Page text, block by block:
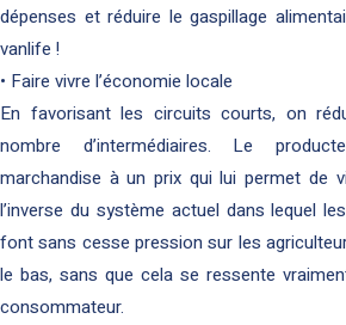
dépenses et réduire le gaspillage
vanlife !
• Faire vivre l’économie locale
En favorisant les circuits courts, on
nombre d’intermédiaires. Le
marchandise à un prix qui lui permet de
l’inverse du système actuel dans lequel
font sans cesse pression sur les
le bas, sans que cela se ressente
consommateur.